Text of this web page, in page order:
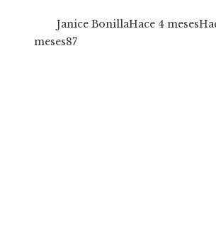
Janice BonillaHace 4 meses
meses87